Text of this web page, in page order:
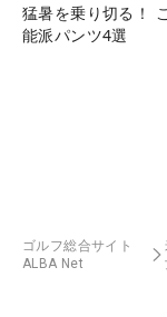
猛暑を乗り切る！
能派パンツ4選
ゴルフ総合サイト
ALBA Net